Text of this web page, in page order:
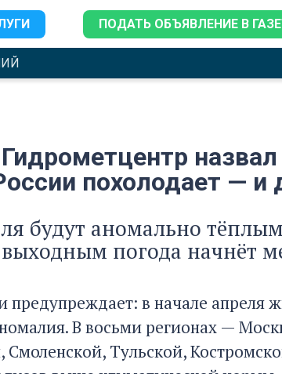
ПОДАТЬ ОБЪЯВЛЕНИЕ В
назвал
похолодает —
будут аномально
погода начнёт
предупреждает: в начале апреля
В восьми регионах —
Смоленской, Тульской,